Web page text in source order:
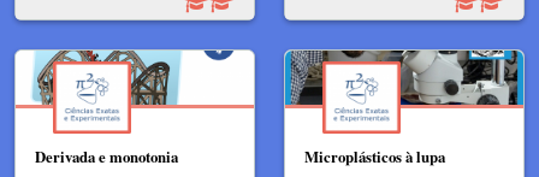
Derivada e monotonia Microplásticos à lupa